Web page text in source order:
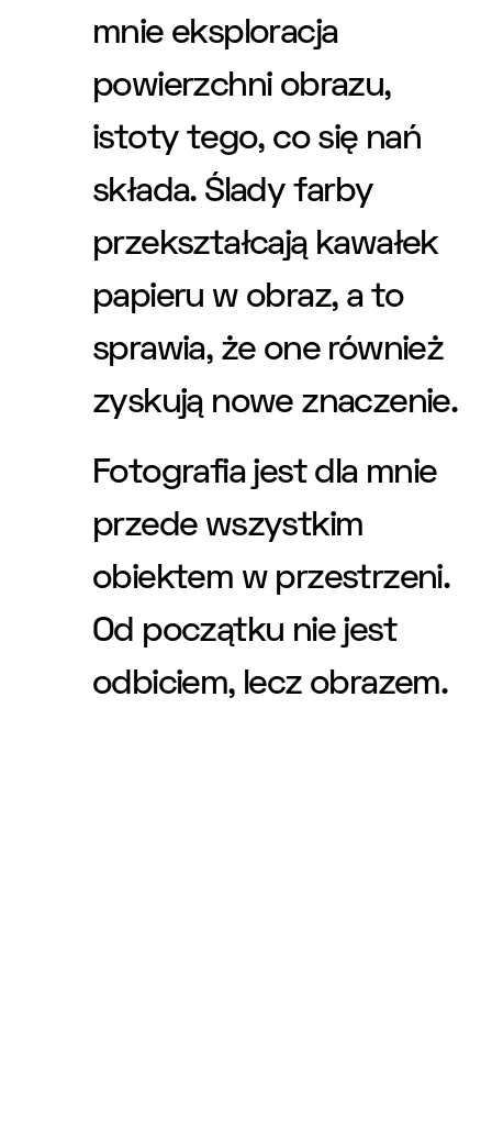
mnie eksploracja
powierzchni obrazu,
istoty tego, co się nań
składa. Ślady farby
przekształcają kawałek
papieru w obraz, a to
sprawia, że one również
zyskują nowe znaczenie.
Fotografia jest dla mnie
przede wszystkim
obiektem w przestrzeni.
Od początku nie jest
odbiciem, lecz obrazem.